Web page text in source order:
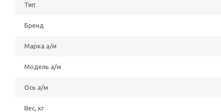
Тип
Бренд
Марка а/м
Модель а/м
Ось а/м
Вес, кг